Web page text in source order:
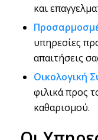
και
υπηρεσίες
απαιτήσεις
Οικολογική
φιλικά προς
καθαρισμού.